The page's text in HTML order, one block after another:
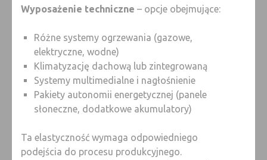
Wyposażenie techniczne – opcje obejmujące:
Różne systemy ogrzewania (gazowe,
elektryczne, wodne)
Klimatyzację dachową lub zintegrowaną
Systemy multimedialne i nagłośnienie
Pakiety autonomii energetycznej (panele
słoneczne, dodatkowe akumulatory)
Ta elastyczność wymaga odpowiedniego
podejścia do procesu produkcyjnego.